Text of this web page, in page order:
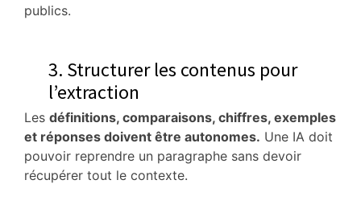
publics.
3. Structurer les contenus pour
l’extraction
Les définitions, comparaisons, chiffres, exemples
et réponses doivent être autonomes. Une IA doit
pouvoir reprendre un paragraphe sans devoir
récupérer tout le contexte.